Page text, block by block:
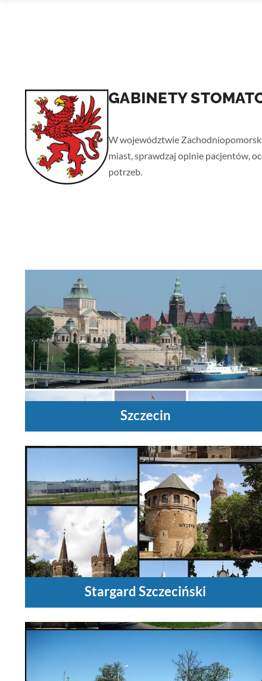
GABINETY
W województwie
miast, sprawdzaj opinie pacjentów,
potrzeb.
Szczecin
Stargard Szczeciński